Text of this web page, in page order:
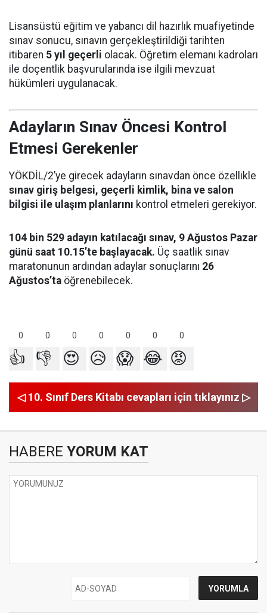
Lisansüstü eğitim ve yabancı dil hazırlık muafiyetinde
sınav sonucu, sınavın gerçekleştirildiği tarihten
itibaren 5 yıl geçerli olacak. Öğretim elemanı kadroları
ile doçentlik başvurularında ise ilgili mevzuat
hükümleri uygulanacak.
Adayların Sınav Öncesi Kontrol
Etmesi Gerekenler
YÖKDİL/2’ye girecek adayların sınavdan önce özellikle
sınav giriş belgesi, geçerli kimlik, bina ve salon
bilgisi ile ulaşım planlarını kontrol etmeleri gerekiyor.
104 bin 529 adayın katılacağı sınav, 9 Ağustos Pazar
günü saat 10.15’te başlayacak. Üç saatlik sınav
maratonunun ardından adaylar sonuçlarını 26
Ağustos’ta öğrenebilecek.
0 0 0 0 0 0 0
👍 👎 😍 😥 😱 😂 😡
◁ 10. Sınıf Ders Kitabı cevapları için tıklayınız ▷
HABERE YORUM KAT